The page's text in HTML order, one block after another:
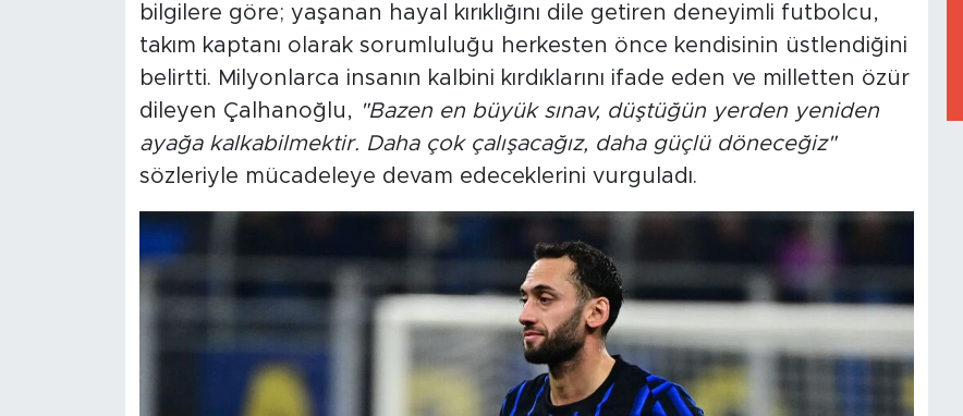
bilgilere göre; yaşanan hayal kırıklığını dile getiren deneyimli futbolcu,
takım kaptanı olarak sorumluluğu herkesten önce kendisinin üstlendiğini
belirtti. Milyonlarca insanın kalbini kırdıklarını ifade eden ve milletten özür
dileyen Çalhanoğlu, "Bazen en büyük sınav, düştüğün yerden yeniden
ayağa kalkabilmektir. Daha çok çalışacağız, daha güçlü döneceğiz"
sözleriyle mücadeleye devam edeceklerini vurguladı.